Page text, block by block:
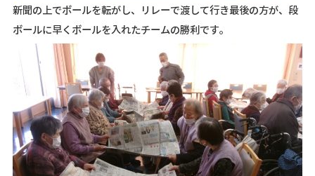
新聞の上でボールを転がし、リレーで渡して行き最後の方が、段
ボールに早くボールを入れたチームの勝利です。